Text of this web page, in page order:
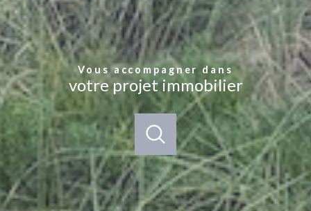
Vous accompagner dans
votre projet immobilier